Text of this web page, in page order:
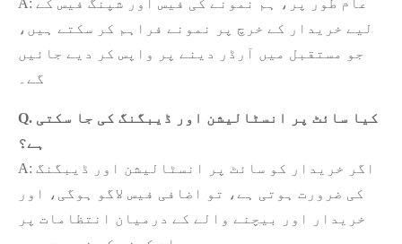
A: عام طور پر، ہم نمونے کی فیس اور شپنگ فیس کے
لیے خریدار کے خرچ پر نمونے فراہم کر سکتے ہیں،
جو مستقبل میں آرڈر دینے پر واپس کر دیے جائیں
گے۔
Q. کیا سائٹ پر انسٹالیشن اور ڈیبگنگ کی جا سکتی
ہے؟
A: اگر خریدار کو سائٹ پر انسٹالیشن اور ڈیبگنگ
کی ضرورت ہوتی ہے، تو اضافی فیس لاگو ہوگی، اور
خریدار اور بیچنے والے کے درمیان انتظامات پر